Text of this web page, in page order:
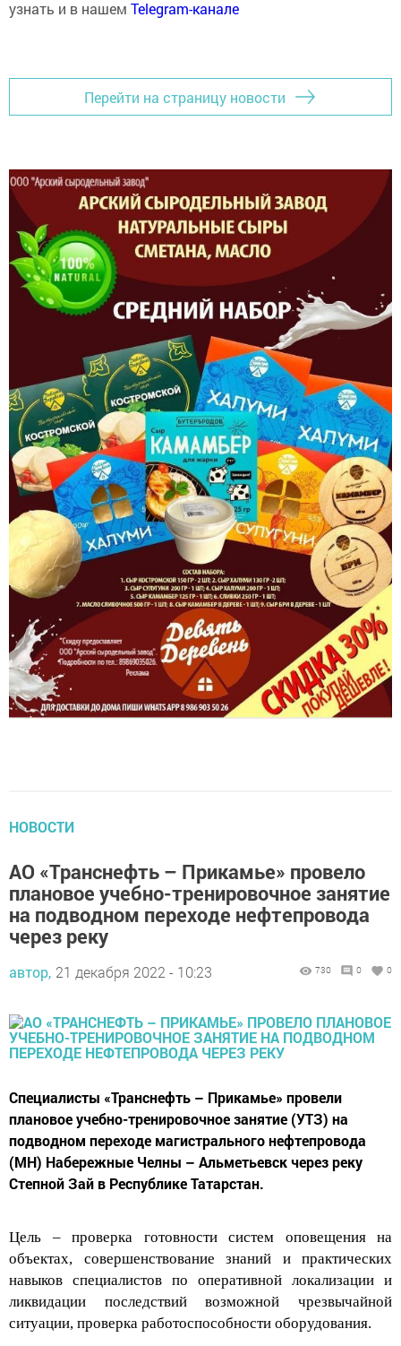
узнать и в нашем Telegram-канале
Перейти на страницу новости
НОВОСТИ
АО «Транснефть – Прикамье» провело
плановое учебно-тренировочное занятие
на подводном переходе нефтепровода
через реку
автор, 21 декабря 2022 - 10:23 730 0 0
Специалисты «Транснефть – Прикамье» провели
плановое учебно-тренировочное занятие (УТЗ) на
подводном переходе магистрального нефтепровода
(МН) Набережные Челны – Альметьевск через реку
Степной Зай в Республике Татарстан.
Цель – проверка готовности систем оповещения на
объектах, совершенствование знаний и практических
навыков специалистов по оперативной локализации и
ликвидации последствийвозможнойчрезвычайной
ситуации, проверка работоспособности оборудования.